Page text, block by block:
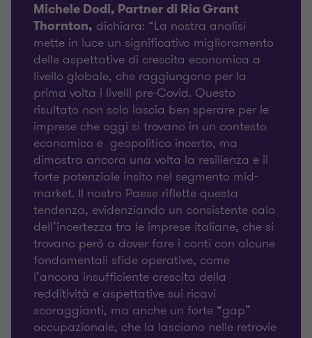
Michele Dodi, Partner di Ria Grant
Thornton, dichiara: “La nostra analisi
mette in luce un significativo miglioramento
delle aspettative di crescita economica a
livello globale, che raggiungono per la
prima volta i livelli pre-Covid. Questo
risultato non solo lascia ben sperare per le
imprese che oggi si trovano in un contesto
economico e geopolitico incerto, ma
dimostra ancora una volta la resilienza e il
forte potenziale insito nel segmento mid-
market. Il nostro Paese riflette questa
tendenza, evidenziando un consistente calo
dell’incertezza tra le imprese italiane, che si
trovano però a dover fare i conti con alcune
fondamentali sfide operative, come
l’ancora insufficiente crescita della
redditività e aspettative sui ricavi
scoraggianti, ma anche un forte “gap”
occupazionale, che la lasciano nelle retrovie